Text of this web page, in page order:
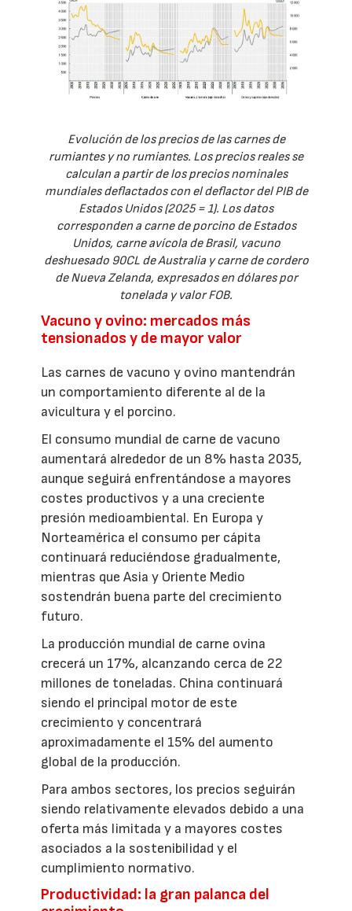
Evolución de los precios de las carnes de
rumiantes y no rumiantes. Los precios reales se
calculan a partir de los precios nominales
mundiales deflactados con el deflactor del PIB de
Estados Unidos (2025 = 1). Los datos
corresponden a carne de porcino de Estados
Unidos, carne avícola de Brasil, vacuno
deshuesado 90CL de Australia y carne de cordero
de Nueva Zelanda, expresados en dólares por
tonelada y valor FOB.
Vacuno y ovino: mercados más
tensionados y de mayor valor
Las carnes de vacuno y ovino mantendrán
un comportamiento diferente al de la
avicultura y el porcino.
El consumo mundial de carne de vacuno
aumentará alrededor de un 8% hasta 2035,
aunque seguirá enfrentándose a mayores
costes productivos y a una creciente
presión medioambiental. En Europa y
Norteamérica el consumo per cápita
continuará reduciéndose gradualmente,
mientras que Asia y Oriente Medio
sostendrán buena parte del crecimiento
futuro.
La producción mundial de carne ovina
crecerá un 17%, alcanzando cerca de 22
millones de toneladas. China continuará
siendo el principal motor de este
crecimiento y concentrará
aproximadamente el 15% del aumento
global de la producción.
Para ambos sectores, los precios seguirán
siendo relativamente elevados debido a una
oferta más limitada y a mayores costes
asociados a la sostenibilidad y el
cumplimiento normativo.
Productividad: la gran palanca del